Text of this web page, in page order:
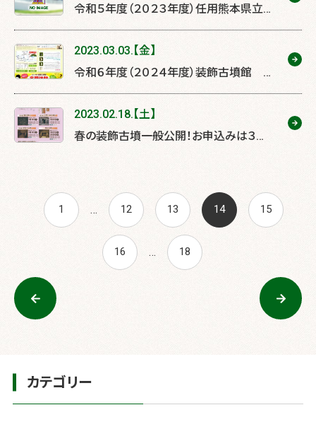
令和５年度（２０２３年度）任用熊本県立
装飾古墳館会計年度任用職員採用試験
合格者受験番号
2023.03.03.【金】
令和６年度（２０２４年度）装飾古墳館
定期体験教室のリーフレットをアップしま
した。
2023.02.18.【土】
春の装飾古墳一般公開！お申込みは３月
ビ
ゲ
シ
1 … 12 13 14 15
16 … 18
カテゴリー